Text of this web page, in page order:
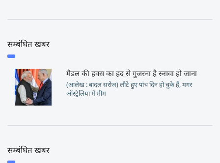
सम्बंधित खबर
मैडल की हवस का हद से गुजरना है रुसवा हो जाना
(आलेख : बादल सरोज) लौटे हुए पांच दिन हो चुके हैं, मगर
ऑस्ट्रेलिया में मीम
सम्बंधित खबर